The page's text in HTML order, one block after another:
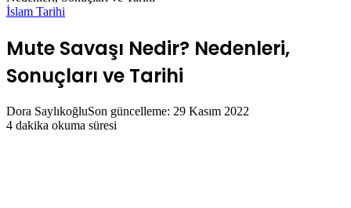
İslam Tarihi
Mute Savaşı Nedir? Nedenleri,
Sonuçları ve Tarihi
Dora SaylıkoğluSon güncelleme: 29 Kasım 2022
4 dakika okuma süresi